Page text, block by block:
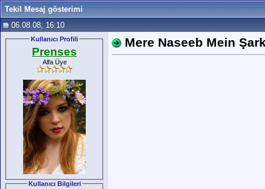
Tekil Mesaj gösterimi
06.08.08, 16:10
Kullanıcı Profili
Prenses
Alfa Üye
Kullanıcı Bilgileri
Mere Naseeb Mein